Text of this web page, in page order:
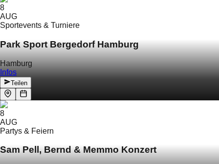
8
AUG
Sportevents & Turniere
Park Sport Bergedorf Hamburg
Hamburg
Infos
Teilen
8
AUG
Partys & Feiern
Sam Pell, Bernd & Memmo Konzert